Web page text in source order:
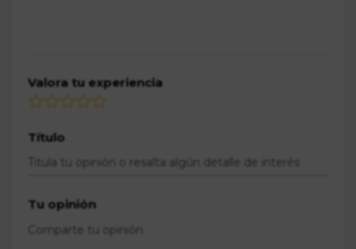
Valora tu experiencia
Título
Tu opinión